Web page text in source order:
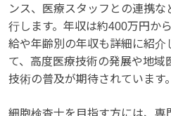
ンス、医療スタッフとの連携
行します。年収は約400万円か
給や年齢別の年収も詳細に紹介
て、高度医療技術の発展や地域
技術の普及が期待されています。
細胞検査士を目指す方には、専